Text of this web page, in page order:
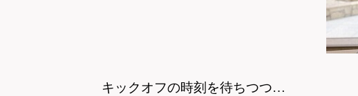
キックオフの時刻を待ちつつ…